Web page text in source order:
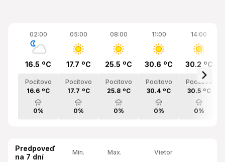
02:00
16.5 ºC
Pocitovo
16.6 ºC
0%
05:00
17.7 ºC
Pocitovo
17.7 ºC
0%
08:00
25.5 ºC
Pocitovo
25.8 ºC
0%
11:00
30.6 ºC
Pocitovo
30.4 ºC
0%
14:00
30.2 ºC
Pocitovo
30.5 ºC
0%
Predpoveď
na 7 dní
Min. Max. Vietor